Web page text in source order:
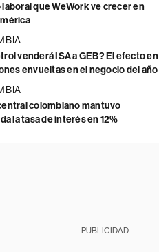
que WeWork ve crecer en
venderá ISA a GEB? El efecto en
envueltas en el negocio del año
colombiano mantuvo
la tasa de interés en 12%
PUBLICIDAD